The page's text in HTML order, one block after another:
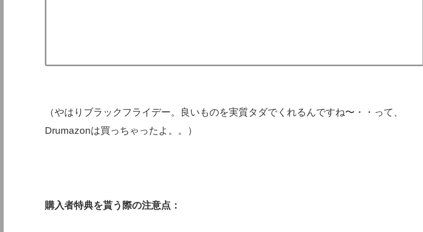
（やはりブラックフライデー。良いものを実質タダでくれるんですね〜・・って、
Drumazonは買っちゃったよ。。）
購入者特典を貰う際の注意点：